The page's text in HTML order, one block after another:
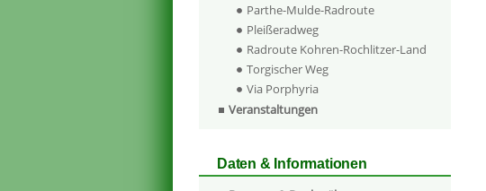
Parthe-Mulde-Radroute
Pleißeradweg
Radroute Kohren-Rochlitzer-Land
Torgischer Weg
Via Porphyria
Veranstaltungen
Daten & Informationen